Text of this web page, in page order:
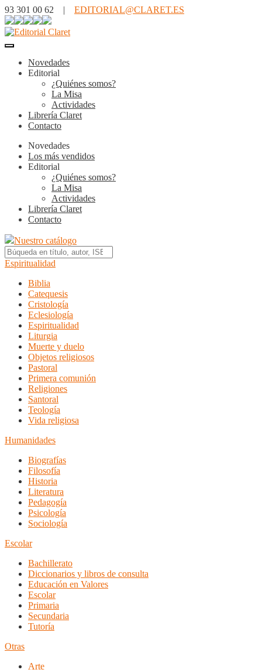
93 301 00 62 | EDITORIAL@CLARET.ES
Novedades
Editorial
¿Quiénes somos?
La Misa
Actividades
Librería Claret
Contacto
Novedades
Los más vendidos
Editorial
¿Quiénes somos?
La Misa
Actividades
Librería Claret
Contacto
Nuestro catálogo
Espiritualidad
Biblia
Catequesis
Cristología
Eclesiología
Espiritualidad
Liturgia
Muerte y duelo
Objetos religiosos
Pastoral
Primera comunión
Religiones
Santoral
Teología
Vida religiosa
Humanidades
Biografías
Filosofía
Historia
Literatura
Pedagogía
Psicología
Sociología
Escolar
Bachillerato
Diccionarios y libros de consulta
Educación en Valores
Escolar
Primaria
Secundaria
Tutoría
Otras
Arte